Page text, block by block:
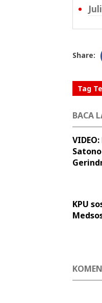
Share:
Tag
BACA
KPU